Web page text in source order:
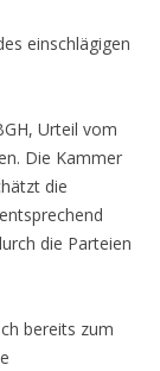
einschlägigen
Urteil vom
Die Kammer
die
die Parteien
bereits zum